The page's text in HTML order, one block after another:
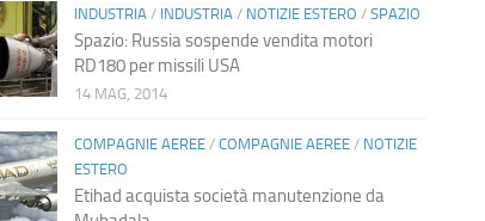
INDUSTRIA / INDUSTRIA / NOTIZIE ESTERO / SPAZIO
Spazio: Russia sospende vendita motori
RD180 per missili USA
14 MAG, 2014
COMPAGNIE AEREE/ COMPAGNIE AEREE/ NOTIZIE
ESTERO
Etihad acquista società manutenzione da